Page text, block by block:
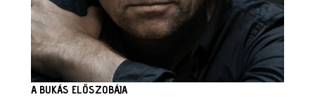
A BUKÁS ELŐSZOBÁJA